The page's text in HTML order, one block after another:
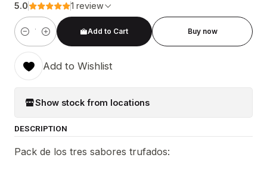
5.0 1 review
Quantity
Add to Cart Buy now
Add to Wishlist
Show stock from locations
DESCRIPTION
Pack de los tres sabores trufados: